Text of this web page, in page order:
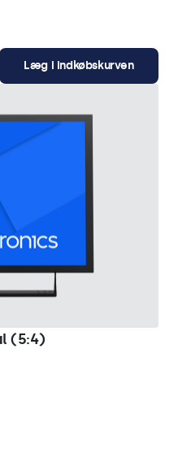
Læg i indkøbskurven
(5:4)